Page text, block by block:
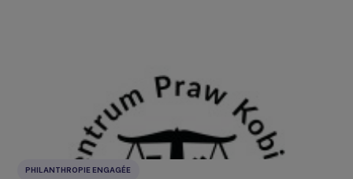
Tribune de Danièle Kapel-Marcovici